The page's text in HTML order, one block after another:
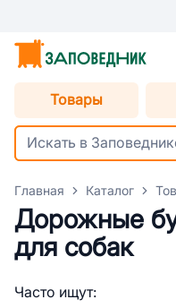
Товары
Главная Каталог
Дорожные
для собак
Часто ищут: